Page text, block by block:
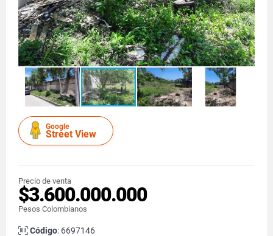
Google
Street View
Precio de venta
$3.600.000.000
Pesos Colombianos
Código: 6697146